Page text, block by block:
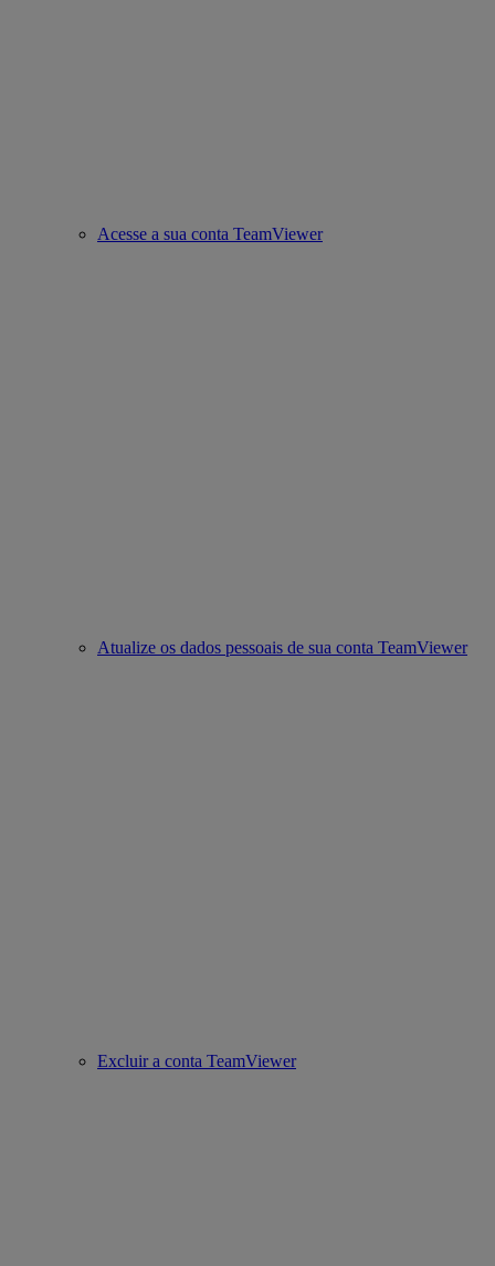
Acesse a sua conta TeamViewer
Atualize os dados pessoais de sua conta TeamViewer
Excluir a conta TeamViewer